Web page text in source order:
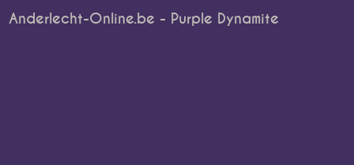
Anderlecht-Online.be - Purple Dynamite